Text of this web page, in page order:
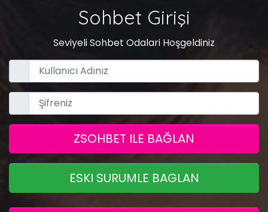
Sohbet Girişi
Seviyeli Sohbet Odalari Hoşgeldiniz
ZSOHBET ILE BAĞLAN
ESKI SURUMLE BAGLAN